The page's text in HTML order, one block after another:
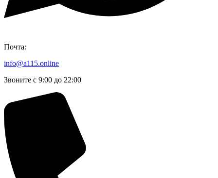
Почта:
info@a115.online
Звоните с 9:00 до 22:00